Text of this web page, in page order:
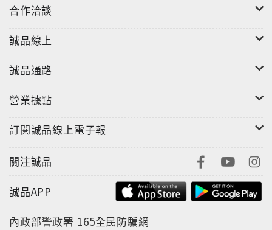
合作洽談
誠品線上
誠品通路
營業據點
訂閱誠品線上電子報
關注誠品
誠品APP
內政部警政署 165全民防騙網